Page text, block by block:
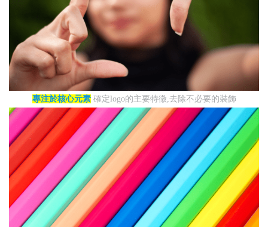
專注於核心元素確定logo的主要特徵,去除不必要的裝飾